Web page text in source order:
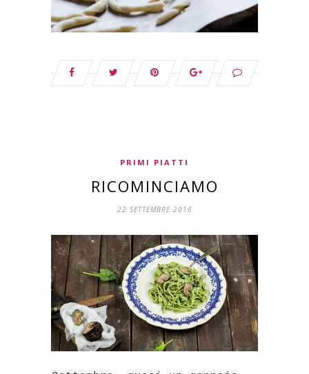
PRIMI PIATTI
RICOMINCIAMO
22 SETTEMBRE 2016